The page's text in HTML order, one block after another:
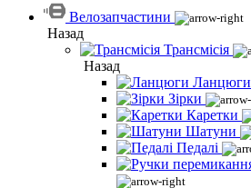
Велозапчастини
Назад
Трансмісія
Назад
Ланцюги
Зірки
Каретки
Шатуни
Педалі